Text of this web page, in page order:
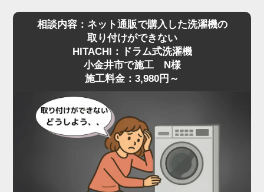
相談内容：ネット通販で購入した洗濯機の
取り付けができない
HITACHI：ドラム式洗濯機
小金井市で施工 N様
施工料金：3,980円～